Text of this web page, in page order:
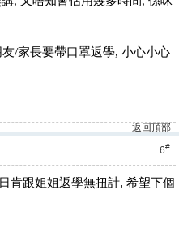
友/家長要帶口罩返學, 小心小心
返回頂部
6#
肯跟姐姐返學無扭計, 希望下個